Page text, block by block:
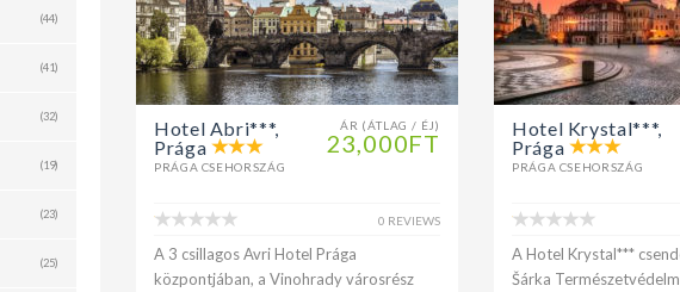
(44)
(41)
(32)
(19)
(23)
(25)
ÁR (ÁTLAG / ÉJ)
23,000FT
Hotel Abri***,
Prága
PRÁGA CSEHORSZÁG
0 REVIEWS
A 3 csillagos Avri Hotel Prága
központjában, a Vinohrady városrész
Hotel Krystal***,
Prága
PRÁGA CSEHORSZÁG
A Hotel Krystal***
Šárka